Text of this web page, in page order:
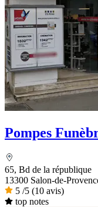
Pompes
65, Bd de la république
13300 Salon-de-
5 /5 (10 avis)
top notes